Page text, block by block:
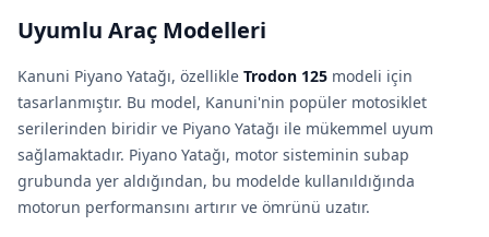
Uyumlu Araç Modelleri
Kanuni Piyano Yatağı, özellikle Trodon 125 modeli için
tasarlanmıştır. Bu model, Kanuni'nin popüler motosiklet
serilerinden biridir ve Piyano Yatağı ile mükemmel uyum
sağlamaktadır. Piyano Yatağı, motor sisteminin subap
grubunda yer aldığından, bu modelde kullanıldığında
motorun performansını artırır ve ömrünü uzatır.